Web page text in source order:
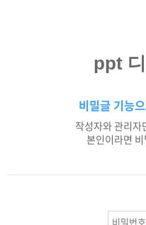
ppt
비밀글 기능
작성자와 관리자
본인이라면